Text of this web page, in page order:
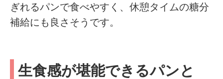
ぎれるパンで食べやすく、休憩タイムの糖分
補給にも良さそうです。
生食感が堪能できるパンと